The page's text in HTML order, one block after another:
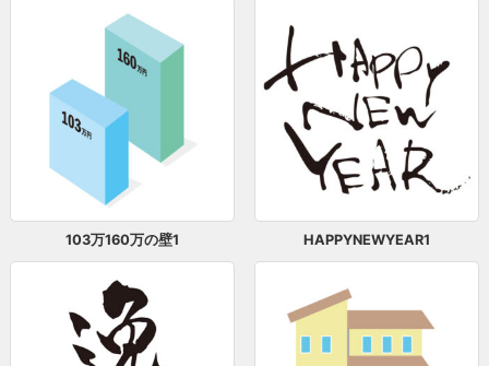
103万160万の壁1 HAPPYNEWYEAR1